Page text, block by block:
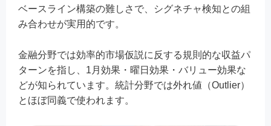
ベースライン構築の難しさで、シグネチャ検知との組
み合わせが実用的です。
金融分野では効率的市場仮説に反する規則的な収益パ
ターンを指し、1月効果・曜日効果・バリュー効果な
どが知られています。統計分野では外れ値（Outlier）
とほぼ同義で使われます。